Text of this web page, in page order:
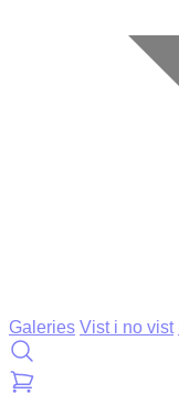
Galeries Vist i no vist